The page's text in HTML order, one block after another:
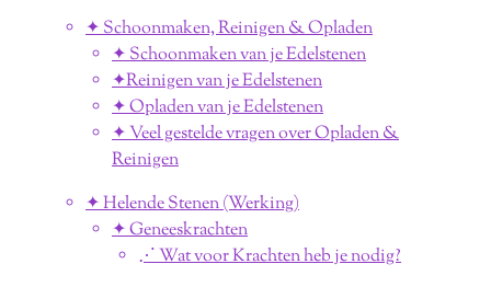
✦ Schoonmaken, Reinigen & Opladen
✦ Schoonmaken van je Edelstenen
✦Reinigen van je Edelstenen
✦ Opladen van je Edelstenen
✦ Veel gestelde vragen over Opladen &
Reinigen
✦ Helende Stenen (Werking)
✦ Geneeskrachten
⋰ Wat voor Krachten heb je nodig?